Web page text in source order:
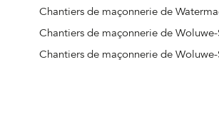
Chantiers de maçonnerie de
Chantiers de maçonnerie de
Chantiers de maçonnerie de